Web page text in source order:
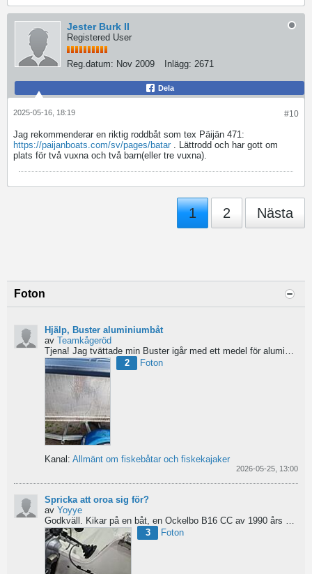
Jester Burk II
Registered User
Reg.datum: Nov 2009 Inlägg: 2671
Dela
#10
2025-05-16, 18:19
Jag rekommenderar en riktig roddbåt som tex Päijän 471:
https://paijanboats.com/sv/pages/batar . Lättrodd och har gott om
plats för två vuxna och två barn(eller tre vuxna).
1 2 Nästa
Foton
Hjälp, Buster aluminiumbåt
av Teamkågeröd
Tjena! Jag tvättade min Buster igår med ett medel för aluminiumbåtar och nu blev ytan konstig/flammig...
2
Foton
Kanal: Allmänt om fiskebåtar och fiskekajaker
2026-05-25, 13:00
Spricka att oroa sig för?
av Yoyye
Godkväll. Kikar på en båt, en Ockelbo B16 CC av 1990 års modell, men skulle behöva lite...
3
Foton